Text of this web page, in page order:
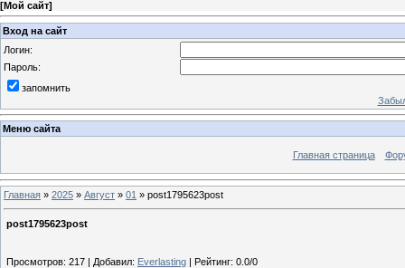
[Мой сайт]
Вход на сайт
Логин:
Пароль:
запомнить
Меню сайта
Главная страница
Главная » 2025 » Август » 01 » post1795623post
post1795623post
Просмотров: 217 | Добавил: Everlasting | Рейтинг: 0.0/0